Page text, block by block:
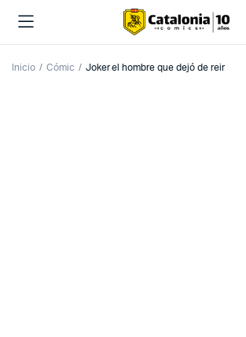
Inicio Cómic Joker el hombre que dejó de reir